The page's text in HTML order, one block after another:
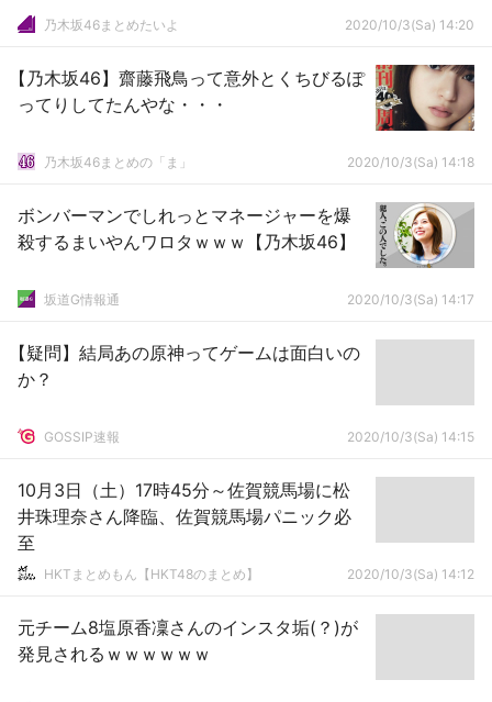
乃木坂46まとめたいよ 2020/10/3(Sa) 14:20
【乃木坂46】齋藤飛鳥って意外とくちびるぽ
ってりしてたんやな・・・
乃木坂46まとめの「ま」 2020/10/3(Sa) 14:18
ボンバーマンでしれっとマネージャーを爆
殺するまいやんワロタｗｗｗ【乃木坂46】
坂道G情報通 2020/10/3(Sa) 14:17
【疑問】結局あの原神ってゲームは面白いの
か？
GOSSIP速報 2020/10/3(Sa) 14:15
10月3日（土）17時45分～佐賀競馬場に松
井珠理奈さん降臨、佐賀競馬場パニック必
至
HKTまとめもん【HKT48のまとめ】 2020/10/3(Sa) 14:12
元チーム8塩原香凜さんのインスタ垢(？)が
発見されるｗｗｗｗｗｗ